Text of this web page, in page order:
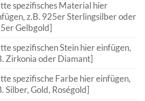
spezifisches Material hier
z.B. 925er Sterlingsilber oder
Gelbgold]
spezifischen Stein hier einfügen,
Zirkonia oder Diamant]
spezifische Farbe hier einfügen,
Silber, Gold, Roségold]